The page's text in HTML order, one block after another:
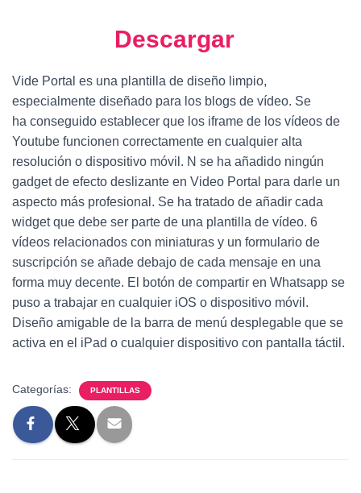
Descargar
Vide Portal es una plantilla de diseño limpio,
especialmente diseñado para los blogs de vídeo. Se
ha conseguido establecer que los iframe de los vídeos de
Youtube funcionen correctamente en cualquier alta
resolución o dispositivo móvil. N se ha añadido ningún
gadget de efecto deslizante en Video Portal para darle un
aspecto más profesional. Se ha tratado de añadir cada
widget que debe ser parte de una plantilla de vídeo. 6
vídeos relacionados con miniaturas y un formulario de
suscripción se añade debajo de cada mensaje en una
forma muy decente. El botón de compartir en Whatsapp se
puso a trabajar en cualquier iOS o dispositivo móvil.
Diseño amigable de la barra de menú desplegable que se
activa en el iPad o cualquier dispositivo con pantalla táctil.
Categorías: PLANTILLAS